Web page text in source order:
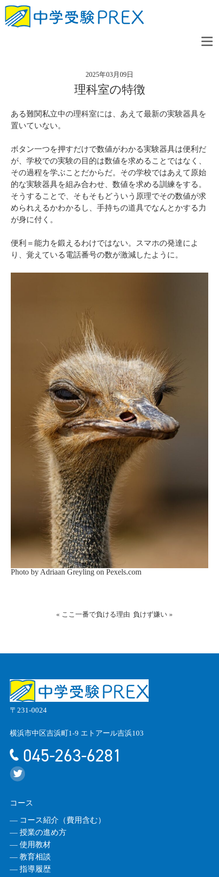
2025年03月09日
理科室の特徴
ある難関私立中の理科室には、あえて最新の実験器具を
置いていない。
ボタン一つを押すだけで数値がわかる実験器具は便利だ
が、学校での実験の目的は数値を求めることではなく、
その過程を学ぶことだからだ。その学校ではあえて原始
的な実験器具を組み合わせ、数値を求める訓練をする。
そうすることで、そもそもどういう原理でその数値が求
められえるかわかるし、手持ちの道具でなんとかする力
が身に付く。
便利＝能力を鍛えるわけではない。スマホの発達によ
り、覚えている電話番号の数が激減したように。
Photo by Adriaan Greyling onPexels.com
« ここ一番で負ける理由 負けず嫌い »
〒231-0024
横浜市中区吉浜町1-9 エトアール吉浜103
045-263-6281
コース
― コース紹介（費用含む）
― 授業の進め方
― 使用教材
― 教育相談
― 指導履歴